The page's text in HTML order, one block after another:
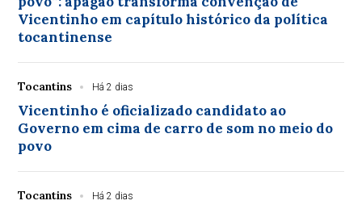
Vicentinho em capítulo histórico da política
tocantinense
Tocantins Há 2 dias
Vicentinho é oficializado candidato ao
Governo em cima de carro de som no meio do
povo
Tocantins Há 2 dias